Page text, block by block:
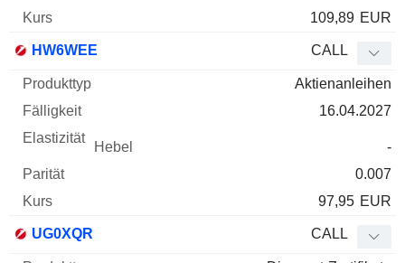
109,89 EUR
HW6WEE CALL
Aktienanleihen
16.04.2027
-
0.007
97,95 EUR
UG0XQR CALL